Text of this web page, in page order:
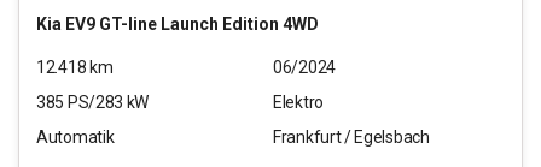
Kia EV9 GT-line Launch Edition 4WD
12.418 km
06/2024
385 PS/283 kW
Elektro
Automatik
Frankfurt / Egelsbach